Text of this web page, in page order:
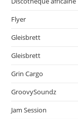
Flyer
Gleisbrett
Gleisbrett
Grin Cargo
GroovySoundz
Jam Session